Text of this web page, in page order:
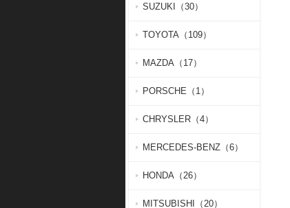
SUZUKI（30）
TOYOTA（109）
MAZDA（17）
PORSCHE（1）
CHRYSLER（4）
MERCEDES-BENZ（6）
HONDA（26）
MITSUBISHI（20）